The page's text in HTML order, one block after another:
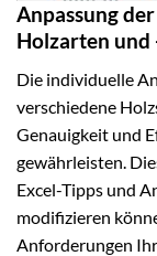
Anpassung
Holzarten und
Die individuelle
verschiedene
Genauigkeit und
gewährleisten.
Excel-Tipps und
modifizieren
Anforderungen